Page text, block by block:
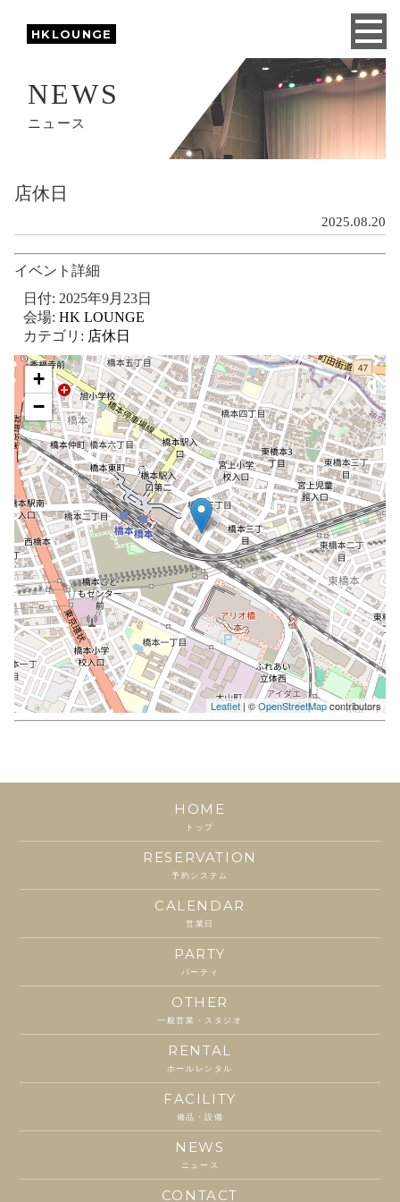
HKLOUNGE
NEWS
ニュース
店休日
2025.08.20
イベント詳細
日付: 2025年9月23日
会場: HK LOUNGE
カテゴリ: 店休日
+
−
Leaflet| ©OpenStreetMapcontributors
HOME
トップ
RESERVATION
予約システム
CALENDAR
営業日
PARTY
パーティ
OTHER
一般営業・スタジオ
RENTAL
ホールレンタル
FACILITY
備品・設備
NEWS
ニュース
CONTACT